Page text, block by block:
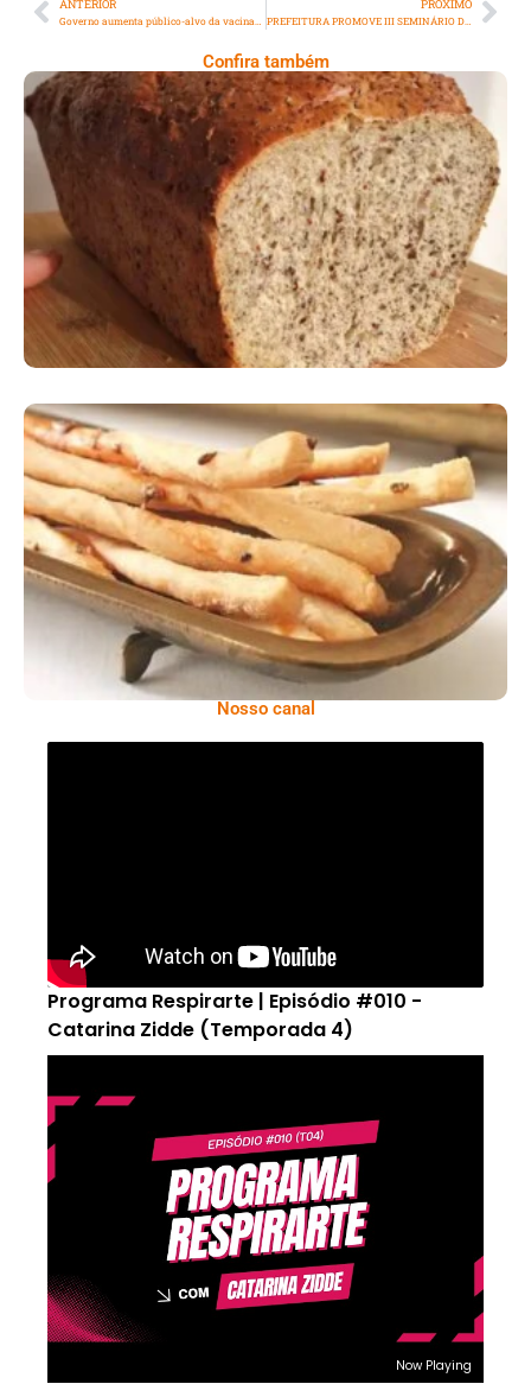
ANTERIOR PRÓXIMO
PREFEITURA PROMOVE III SEMINÁRIO DE PATRIMÔNIO CULTURAL DE MAGÉ
Confira também
Comer Bem: Pão Low Carb
Comer Bem: Palitinhos De Cebola E Salsa
Nosso canal
Programa Respirarte | Episódio #010 -
Catarina Zidde (Temporada 4)
Now Playing